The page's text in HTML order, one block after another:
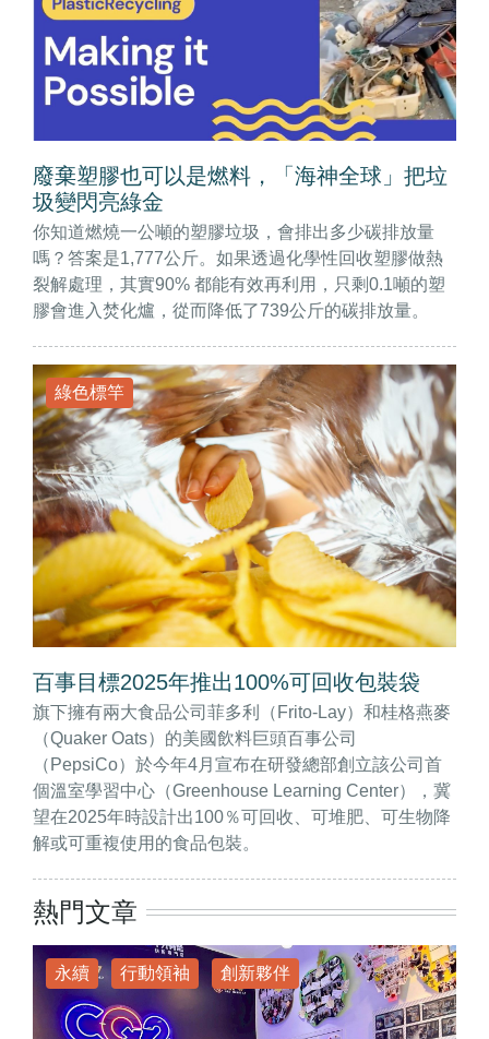
廢棄塑膠也可以是燃料，「海神全球」把垃
圾變閃亮綠金
你知道燃燒一公噸的塑膠垃圾，會排出多少碳排放量
嗎？答案是1,777公斤。如果透過化學性回收塑膠做熱
裂解處理，其實90% 都能有效再利用，只剩0.1噸的塑
膠會進入焚化爐，從而降低了739公斤的碳排放量。
綠色標竿
百事目標2025年推出100%可回收包裝袋
旗下擁有兩大食品公司菲多利（Frito-Lay）和桂格燕麥
（Quaker Oats）的美國飲料巨頭百事公司
（PepsiCo）於今年4月宣布在研發總部創立該公司首
個溫室學習中心（Greenhouse Learning Center），冀
望在2025年時設計出100％可回收、可堆肥、可生物降
解或可重複使用的食品包裝。
熱門文章
永續 行動領袖 創新夥伴